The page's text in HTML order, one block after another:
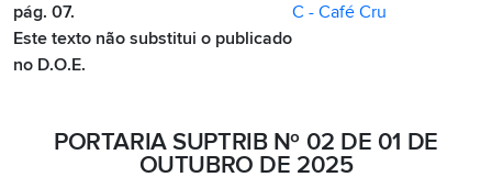
pág. 07.
Este texto não substitui o publicado
no D.O.E.
C - Café Cru
PORTARIA SUPTRIB Nº 02 DE 01 DE
OUTUBRO DE 2025